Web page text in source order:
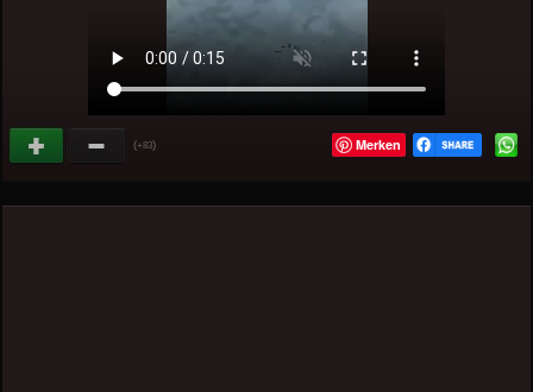
(+83) Merken